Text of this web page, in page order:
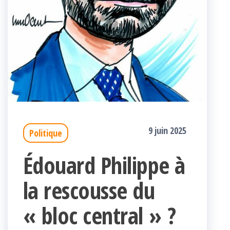
Politique 9 juin 2025
Édouard Philippe à
la rescousse du
« bloc central » ?